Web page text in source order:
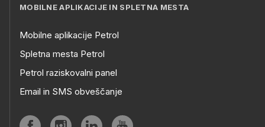
MOBILNE APLIKACIJE IN SPLETNA MESTA
Mobilne aplikacije Petrol
Spletna mesta Petrol
Petrol raziskovalni panel
Email in SMS obveščanje